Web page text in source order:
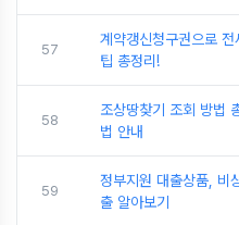
57
계약갱신청구권으로
팁 총정리!
58
조상땅찾기 조회 방법
법 안내
59
정부지원 대출상품, 비
출 알아보기